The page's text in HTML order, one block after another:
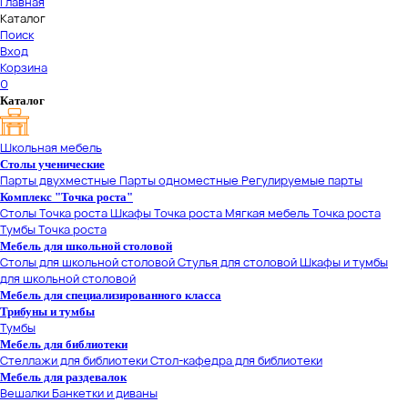
Каталог
Поиск
Вход
Корзина
0
Каталог
Школьная мебель
Столы ученические
Парты двухместные Парты одноместные Регулируемые парты
Комплекс "Точка роста"
Столы Точка ростаШкафы Точка ростаМягкая мебель Точка роста
Тумбы Точка роста
Мебель для школьной столовой
Столы для школьной столовойСтулья для столовойШкафы и тумбы
для школьной столовой
Мебель для специализированного класса
Трибуны и тумбы
Тумбы
Мебель для библиотеки
Стеллажи для библиотекиСтол-кафедра для библиотеки
Мебель для раздевалок
ВешалкиБанкетки и диваны